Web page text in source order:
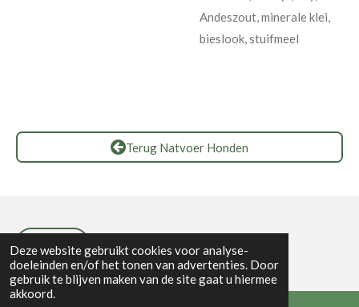
Deze website gebruikt cookies voor analyse-
doeleinden en/of het tonen van advertenties. Door
gebruik te blijven maken van de site gaat u hiermee
akkoord.
Andeszout, minerale klei,
bieslook, stuifmeel
Terug Natvoer Honden
Privacybeleid